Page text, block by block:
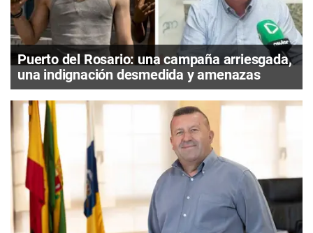
Puerto del Rosario: una campaña arriesgada,
una indignación desmedida y amenazas